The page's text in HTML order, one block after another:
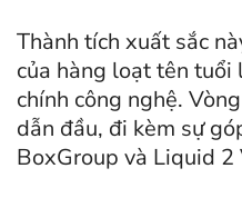
Thành tích xuất sắc
của hàng loạt tên
chính công nghệ.
dẫn đầu, đi kèm sự
BoxGroup và Liquid 2